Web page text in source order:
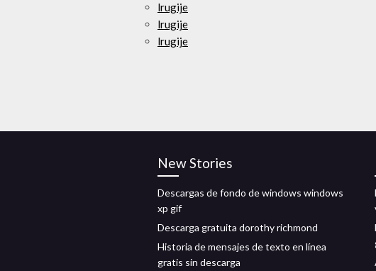
lrugije
lrugije
lrugije
New Stories
Descargas de fondo de windows windows
xp gif
Descarga gratuita dorothy richmond
Historia de mensajes de texto en línea
gratis sin descarga